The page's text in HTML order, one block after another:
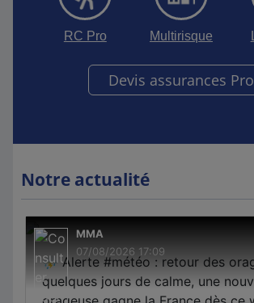
RC Pro Multirisque
Devis assurances Pro
Notre actualité